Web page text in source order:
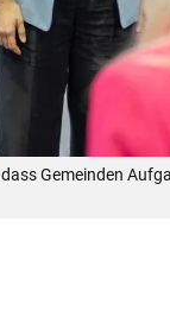
Gemeinden